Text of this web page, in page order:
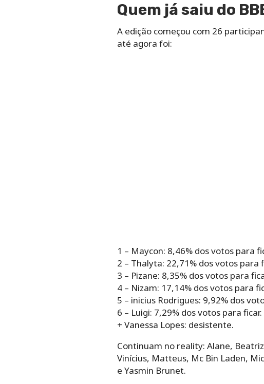
Quem já saiu do
A edição começou com 26
até agora foi:
1 – Maycon: 8,46% dos votos para
2 – Thalyta: 22,71% dos votos para
3 – Pizane: 8,35% dos votos para
4 – Nizam: 17,14% dos votos para
5 – inicius Rodrigues: 9,92% dos
6 – Luigi: 7,29% dos votos para ficar.
+ Vanessa Lopes: desistente.
Continuam no reality: Alane,
Vinícius, Matteus, Mc Bin Laden,
e Yasmin Brunet.